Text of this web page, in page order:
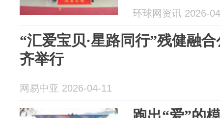
环球网资讯 2026-
“汇爱宝贝·星路同行”残健融
齐举行
网易中亚 2026-04-11